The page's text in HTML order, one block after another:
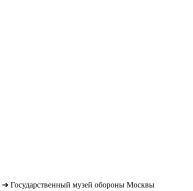
➔ Государственный музей обороны Москвы